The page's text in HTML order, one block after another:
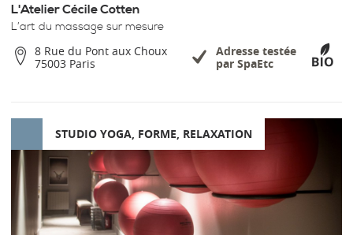
L'Atelier Cécile Cotten
L’art du massage sur mesure
8 Rue du Pont aux Choux
75003 Paris
Adresse testée
par SpaEtc
STUDIO YOGA, FORME, RELAXATION